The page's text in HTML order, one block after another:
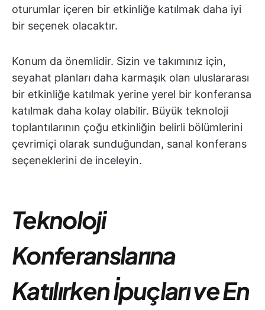
oturumlar içeren bir etkinliğe katılmak daha iyi
bir seçenek olacaktır.
Konum da önemlidir. Sizin ve takımınız için,
seyahat planları daha karmaşık olan uluslararası
bir etkinliğe katılmak yerine yerel bir konferansa
katılmak daha kolay olabilir. Büyük teknoloji
toplantılarının çoğu etkinliğin belirli bölümlerini
çevrimiçi olarak sunduğundan, sanal konferans
seçeneklerini de inceleyin.
Teknoloji
Konferanslarına
Katılırken İpuçları ve En